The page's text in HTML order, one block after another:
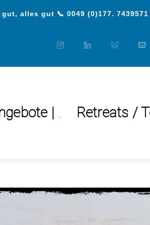
alles gut 📞 0049 (0)177.
| Retreats /